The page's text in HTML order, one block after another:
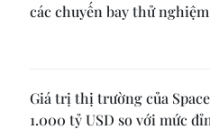
các chuyến bay thử
Giá trị thị trường của
1.000 tỷ USD so với mức